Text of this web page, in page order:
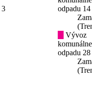
3
odpadu
Vývoz
odpadu